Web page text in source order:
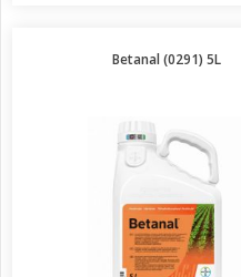
Betanal (0291) 5L